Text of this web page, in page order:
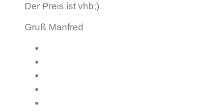
Der Preis ist vhb;)
Gruß Manfred